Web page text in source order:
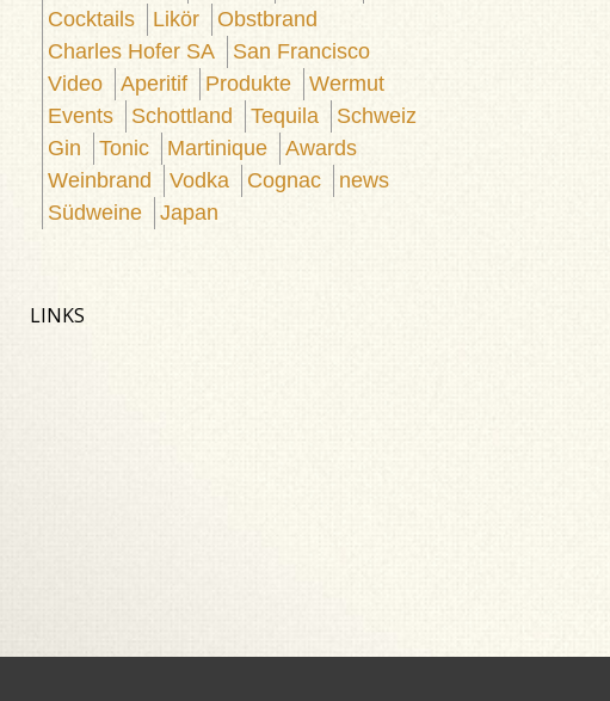
Cocktails
Likör
Obstbrand
Charles Hofer SA
San Francisco
Video
Aperitif Produkte
Wermut
Events
Schottland Tequila
Schweiz
Gin
Tonic Martinique
Awards
Weinbrand
Vodka Cognac
news
Südweine
Japan
LINKS